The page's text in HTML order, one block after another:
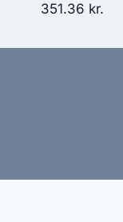
351.36 kr.